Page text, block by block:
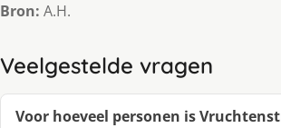
Bron: A.H.
Veelgestelde vragen
Voor hoeveel personen is